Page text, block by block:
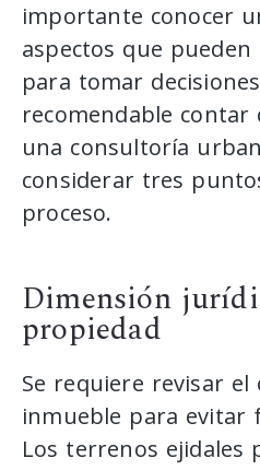
importante conocer
aspectos que
para tomar
recomendable contar
una consultoría
considerar tres
proceso.
Dimensión
propiedad
Se requiere revisar
inmueble para evitar
Los terrenos ejidales